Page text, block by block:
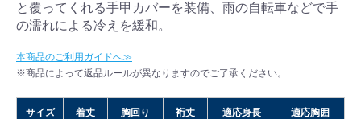
と覆ってくれる手甲カバーを装備、雨の自転車などで手
の濡れによる冷えを緩和。
本商品のご利用ガイドへ≫
※商品によって返品ルールが異なりますのでご了承ください。
サイズ 着丈 胸回り 裄丈 適応身長 適応胸囲